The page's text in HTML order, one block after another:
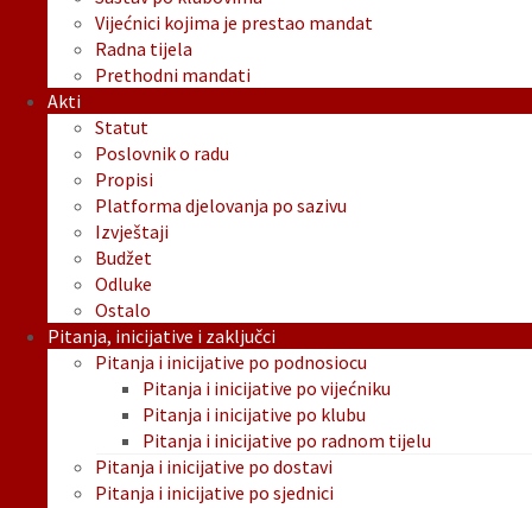
Vijećnici kojima je prestao mandat
Radna tijela
Prethodni mandati
Akti
Statut
Poslovnik o radu
Propisi
Platforma djelovanja po sazivu
Izvještaji
Budžet
Odluke
Ostalo
Pitanja, inicijative i zaključci
Pitanja i inicijative po podnosiocu
Pitanja i inicijative po vijećniku
Pitanja i inicijative po klubu
Pitanja i inicijative po radnom tijelu
Pitanja i inicijative po dostavi
Pitanja i inicijative po sjednici